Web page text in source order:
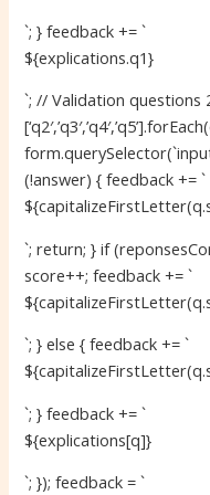
`; } feedback += `
${explications.q1}
`; // Validation questions
(!answer) { feedback += `
`; return; } if
score++; feedback += `
`; } else { feedback += `
`; } feedback += `
${explications[q]}
`; }); feedback = `